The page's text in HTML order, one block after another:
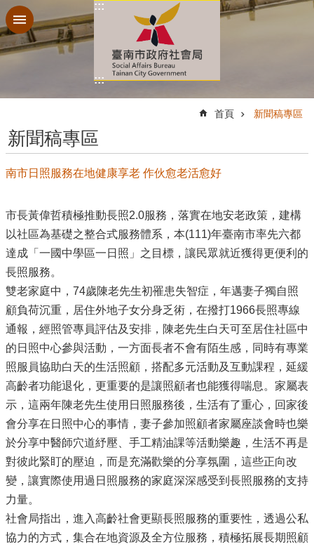
跳到主要內容區塊
:::
:::
首頁 新聞稿專區
新聞稿專區
南市日照服務在地健康享老 作伙愈老活愈好
市長黃偉哲積極推動長照2.0服務，落實在地安老政策，建構
以社區為基礎之整合式服務體系，本(111)年臺南市率先六都
達成「一國中學區一日照」之目標，讓民眾就近獲得更便利的
長照服務。
雙老家庭中，74歲陳老先生初罹患失智症，年邁妻子獨自照
顧負荷沉重，居住外地子女分身乏術，在撥打1966長照專線
通報，經照管專員評估及安排，陳老先生白天可至居住社區中
的日照中心參與活動，一方面長者不會有陌生感，同時有專業
照服員協助白天的生活照顧，搭配多元活動及互動課程，延緩
高齡者功能退化，更重要的是讓照顧者也能獲得喘息。家屬表
示，這兩年陳老先生使用日照服務後，生活有了重心，回家後
會分享在日照中心的事情，妻子參加照顧者家屬座談會時也樂
於分享中醫師穴道紓壓、手工精油課等活動樂趣，生活不再是
對彼此緊盯的壓迫，而是充滿歡樂的分享氛圍，這些正向改
變，讓實際使用過日照服務的家庭深深感受到長照服務的支持
力量。
社會局指出，進入高齡社會更顯長照服務的重要性，透過公私
協力的方式，集合在地資源及全方位服務，積極拓展長期照顧